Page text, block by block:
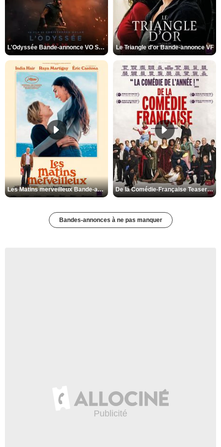
L'Odyssée Bande-annonce VO STFR Le Triangle d'or Bande-annonce VF
Les Matins merveilleux Bande-annonce VF De la Comédie-Française Teaser VF
Bandes-annonces à ne pas manquer